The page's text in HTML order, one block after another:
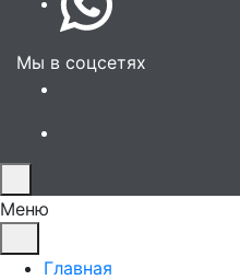
Мы в соцсетях
Меню
Главная